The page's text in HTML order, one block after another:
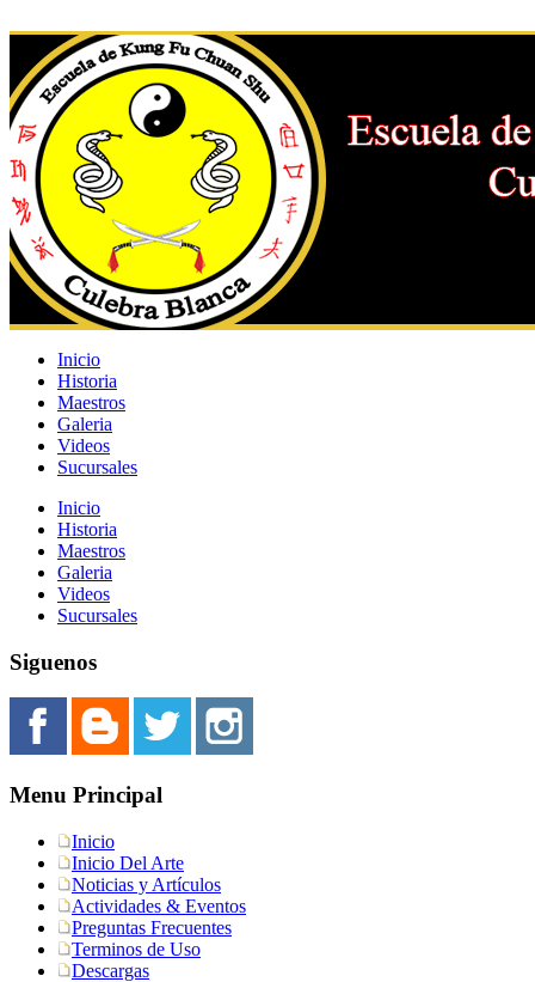
Inicio
Historia
Maestros
Galeria
Videos
Sucursales
Inicio
Historia
Maestros
Galeria
Videos
Sucursales
Siguenos
Menu Principal
Inicio
Inicio Del Arte
Noticias y Artículos
Actividades & Eventos
Preguntas Frecuentes
Terminos de Uso
Descargas